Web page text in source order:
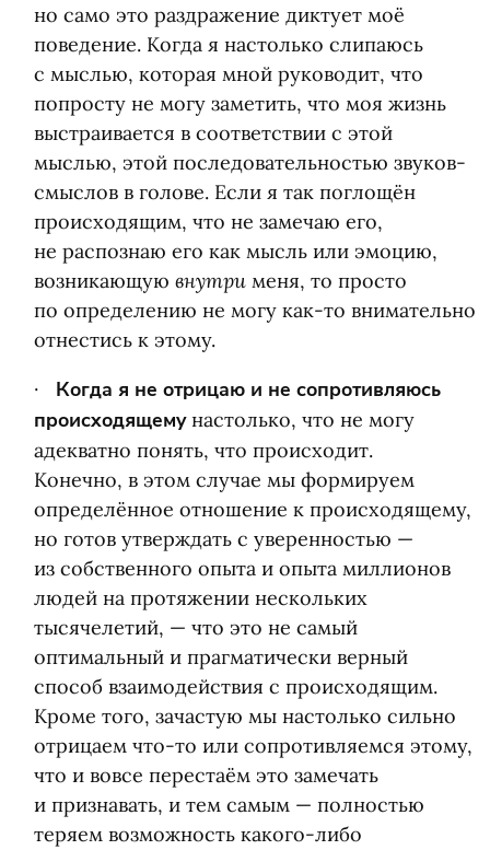
но само это раздражение диктует моё
поведение. Когда я настолько слипаюсь
с мыслью, которая мной руководит, что
попросту не могу заметить, что моя жизнь
выстраивается в соответствии с этой
мыслью, этой последовательностью звуков-
смыслов в голове. Если я так поглощён
происходящим, что не замечаю его,
не распознаю его как мысль или эмоцию,
возникающую внутрименя, то просто
по определению не могу как-то внимательно
отнестись к этому.
Когда я не отрицаю и не сопротивляюсь
происходящемунастолько, что не могу
адекватно понять, что происходит.
Конечно, в этом случае мы формируем
определённое отношение к происходящему,
но готов утверждать с уверенностью —
из собственного опыта и опыта миллионов
людей на протяжении нескольких
тысячелетий, — что это не самый
оптимальный и прагматически верный
способ взаимодействия с происходящим.
Кроме того, зачастую мы настолько сильно
отрицаем что-то или сопротивляемся этому,
что и вовсе перестаём это замечать
и признавать, и тем самым — полностью
теряем возможность какого-либо